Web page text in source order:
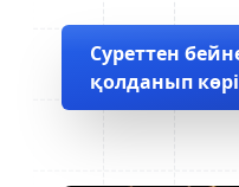
Суреттен
қолданып